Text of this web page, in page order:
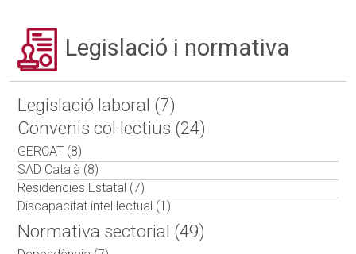
Legislació i normativa
Legislació laboral (7)
Convenis col·lectius (24)
GERCAT (8)
SAD Català (8)
Residències Estatal (7)
Discapacitat intel·lectual (1)
Normativa sectorial (49)